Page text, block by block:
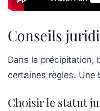
Conseils
Dans la précipitation,
certaines règles. Une
Choisir le statut